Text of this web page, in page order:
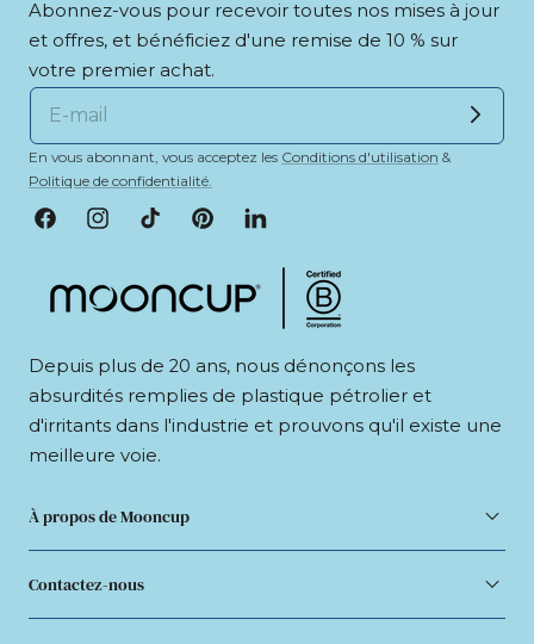
Abonnez-vous pour recevoir toutes nos mises à jour
et offres, et bénéficiez d'une remise de 10 % sur
votre premier achat.
En vous abonnant, vous acceptez les Conditions d'utilisation &
Politique de confidentialité.
FacebookInstagram
Tik
PinterestLinkedIn
Depuis plus de 20 ans, nous dénonçons les
absurdités remplies de plastique pétrolier et
d'irritants dans l'industrie et prouvons qu'il existe une
meilleure voie.
À propos de Mooncup
Contactez-nous